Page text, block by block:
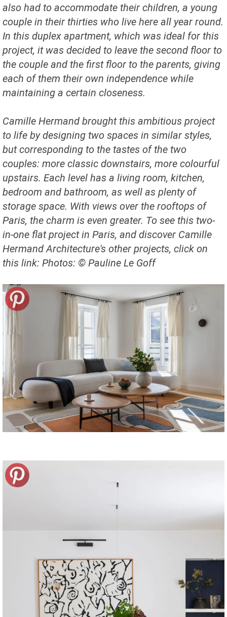
also had to accommodate their children, a young
couple in their thirties who live here all year round.
In this duplex apartment, which was ideal for this
project, it was decided to leave the second floor to
the couple and the first floor to the parents, giving
each of them their own independence while
maintaining a certain closeness.
Camille Hermand brought this ambitious project
to life by designing two spaces in similar styles,
but corresponding to the tastes of the two
couples: more classic downstairs, more colourful
upstairs. Each level has a living room, kitchen,
bedroom and bathroom, as well as plenty of
storage space. With views over the rooftops of
Paris, the charm is even greater. To see this two-
in-one flat project in Paris, and discover Camille
Hermand Architecture's other projects, click on
this link: Photos: © Pauline Le Goff